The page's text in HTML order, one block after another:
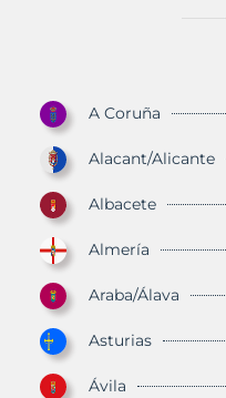
A Coruña
Alacant/Alicante
Albacete
Almería
Araba/Álava
Asturias
Ávila